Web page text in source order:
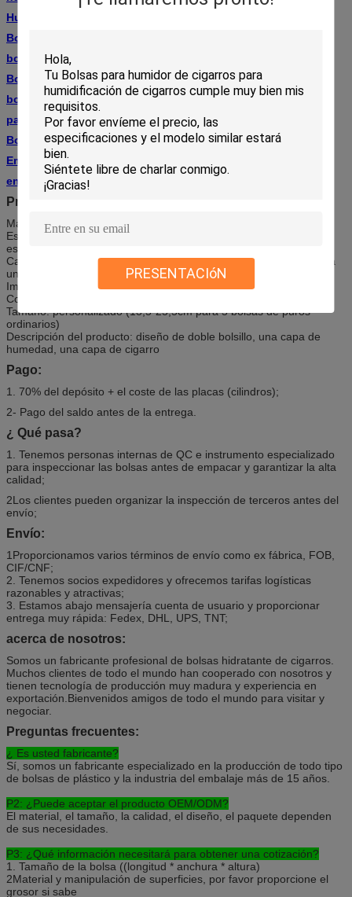
PRESENTACIóN
Humilizadores de cigarrillos
Bolso de viaje para puros
bolso de humidor de cigarro pequeño
Bolsas de cigarros al por mayor
bolsas de cigarros humidor
paquete de cigarrillos
Bolsas de embalaje de cigarros
Embalaje de cigarros
envases para mantener los puros frescos
Producción profesional de diversas bolsas de puros
Material de las bolsas para cigarros: OPP+PE
Estilo: Tiene cremallera y agujero de mango
espesor: 0,09 mm
Cantidad mínima de pedido para una sola capa: 5000 piezas para
un estilo
Impresión: una o ambas caras
Color: personalizado
Tamaño: personalizado (13,5*25,5cm para 5 bolsas de puros
ordinarios)
Descripción del producto: diseño de doble bolsillo, una capa de
humedad, una capa de cigarro
Pago:
1. 70% del depósito + el coste de las placas (cilindros);
2- Pago del saldo antes de la entrega.
¿ Qué pasa?
1. Tenemos personas internas de QC e instrumento especializado
para inspeccionar las bolsas antes de empacar y garantizar la alta
calidad;
2Los clientes pueden organizar la inspección de terceros antes del
envío;
Envío:
1Proporcionamos varios términos de envío como ex fábrica, FOB,
CIF/CNF;
2. Tenemos socios expedidores y ofrecemos tarifas logísticas
razonables y atractivas;
3. Estamos abajo mensajería cuenta de usuario y proporcionar
entrega muy rápida: Fedex, DHL, UPS, TNT;
acerca de nosotros:
Somos un fabricante profesional de bolsas hidratante de cigarros.
Muchos clientes de todo el mundo han cooperado con nosotros y
tienen tecnología de producción muy madura y experiencia en
exportación.Bienvenidos amigos de todo el mundo para visitar y
negociar.
Preguntas frecuentes:
¿ Es usted fabricante?
Sí, somos un fabricante especializado en la producción de todo tipo
de bolsas de plástico y la industria del embalaje más de 15 años.
P2: ¿Puede aceptar el producto OEM/ODM?
El material, el tamaño, la calidad, el diseño, el paquete dependen
de sus necesidades.
P3: ¿Qué información necesitará para obtener una cotización?
1. Tamaño de la bolsa ((longitud * anchura * altura)
2Material y manipulación de superficies, por favor proporcione el
grosor si sabe